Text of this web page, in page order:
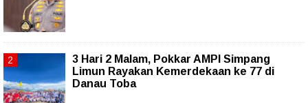
3 Hari 2 Malam, Pokkar AMPI Simpang
Limun Rayakan Kemerdekaan ke 77 di
Danau Toba